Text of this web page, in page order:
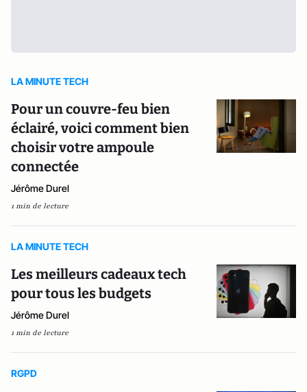
LA MINUTE TECH
Pour un couvre-feu bien
éclairé, voici comment bien
choisir votre ampoule
connectée
Jérôme Durel
1 min de lecture
LA MINUTE TECH
Les meilleurs cadeaux tech
pour tous les budgets
Jérôme Durel
1 min de lecture
RGPD